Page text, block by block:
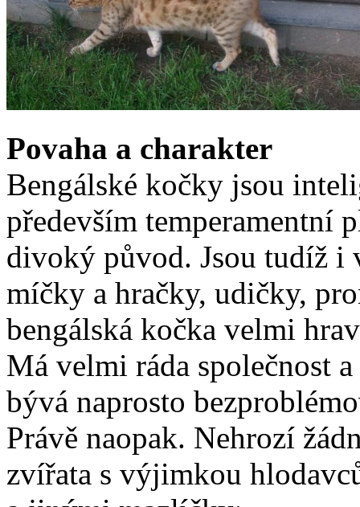
Povaha a charakter
Bengálské kočky jsou
především temperamentní
divoký původ. Jsou tudíž
míčky a hračky, udičky,
bengálská kočka velmi
Má velmi ráda společnost
bývá naprosto
Právě naopak. Nehrozí
zvířata s výjimkou